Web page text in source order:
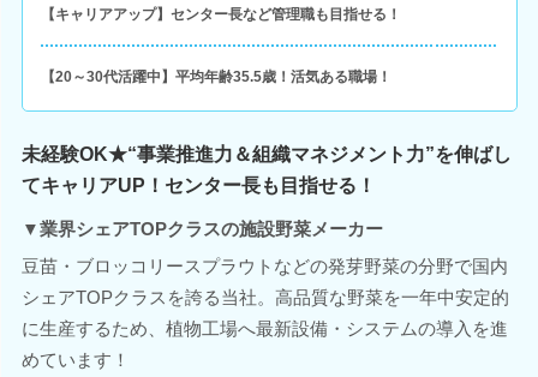
【キャリアアップ】センター長など管理職も目指せる！
【20～30代活躍中】平均年齢35.5歳！活気ある職場！
未経験OK★“事業推進力＆組織マネジメント力”を伸ばし
てキャリアUP！センター長も目指せる！
▼業界シェアTOPクラスの施設野菜メーカー
豆苗・ブロッコリースプラウトなどの発芽野菜の分野で国内
シェアTOPクラスを誇る当社。高品質な野菜を一年中安定的
に生産するため、植物工場へ最新設備・システムの導入を進
めています！